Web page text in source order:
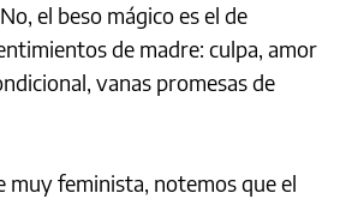
el beso mágico es el de
de madre: culpa, amor
vanas promesas de
muy feminista, notemos que el